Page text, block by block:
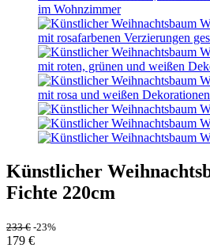
Künstlicher
Fichte 220cm
233€ -23%
179 €